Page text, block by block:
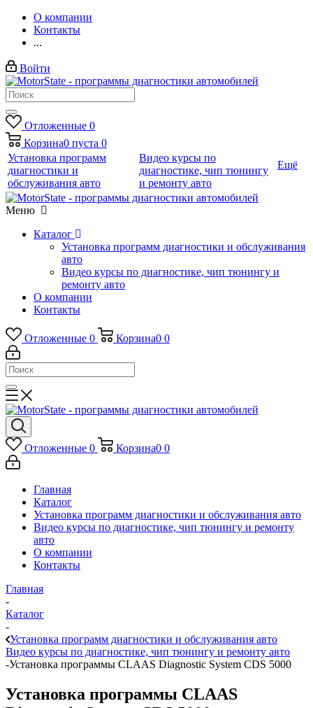
О компании
Контакты
...
Войти
Отложенные 0
Корзина0 пуста 0
Установка программ
диагностики и
обслуживания авто
Видео курсы по
диагностике, чип тюнингу
и ремонту авто
Ещё
Меню
Каталог
Установка программ диагностики и обслуживания
авто
Видео курсы по диагностике, чип тюнингу и
ремонту авто
О компании
Контакты
Отложенные 0 Корзина0 0
Отложенные 0 Корзина0 0
Главная
Каталог
Установка программ диагностики и обслуживания авто
Видео курсы по диагностике, чип тюнингу и ремонту
авто
О компании
Контакты
Главная
-
Каталог
-
Установка программ диагностики и обслуживания авто
Видео курсы по диагностике, чип тюнингу и ремонту авто
-Установка программы CLAAS Diagnostic System CDS 5000
Установка программы CLAAS